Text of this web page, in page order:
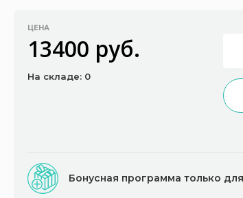
ЦЕНА
13400 руб.
На складе: 0
Бонусная программа только